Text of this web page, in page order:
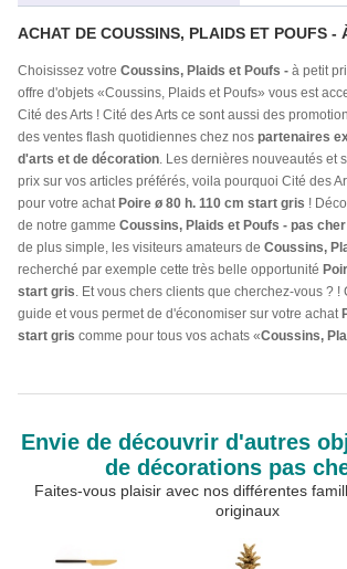
ACHAT DE COUSSINS, PLAIDS ET POUFS -
Choisissez votre Coussins, Plaids et Poufs - à petit
offre d'objets «Coussins, Plaids et Poufs» vous est
Cité des Arts ! Cité des Arts ce sont aussi des
des ventes flash quotidiennes chez nos partenaires
d'arts et de décoration. Les dernières nouveautés et
prix sur vos articles préférés, voila pourquoi Cité des
pour votre achat Poire ø 80 h. 110 cm start gris !
de notre gamme Coussins, Plaids et Poufs - pas cher
de plus simple, les visiteurs amateurs de Coussins,
recherché par exemple cette très belle opportunité
start gris. Et vous chers clients que cherchez-vous ? !
guide et vous permet de d'économiser sur votre achat
start gris comme pour tous vos achats «Coussins,
Envie de découvrir d'autres
de décorations pas
Faites-vous plaisir avec nos différentes
originaux